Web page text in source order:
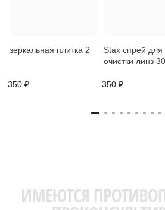
зеркальная плитка 2
350 ₽
Stax спрей для
очистки линз
350 ₽